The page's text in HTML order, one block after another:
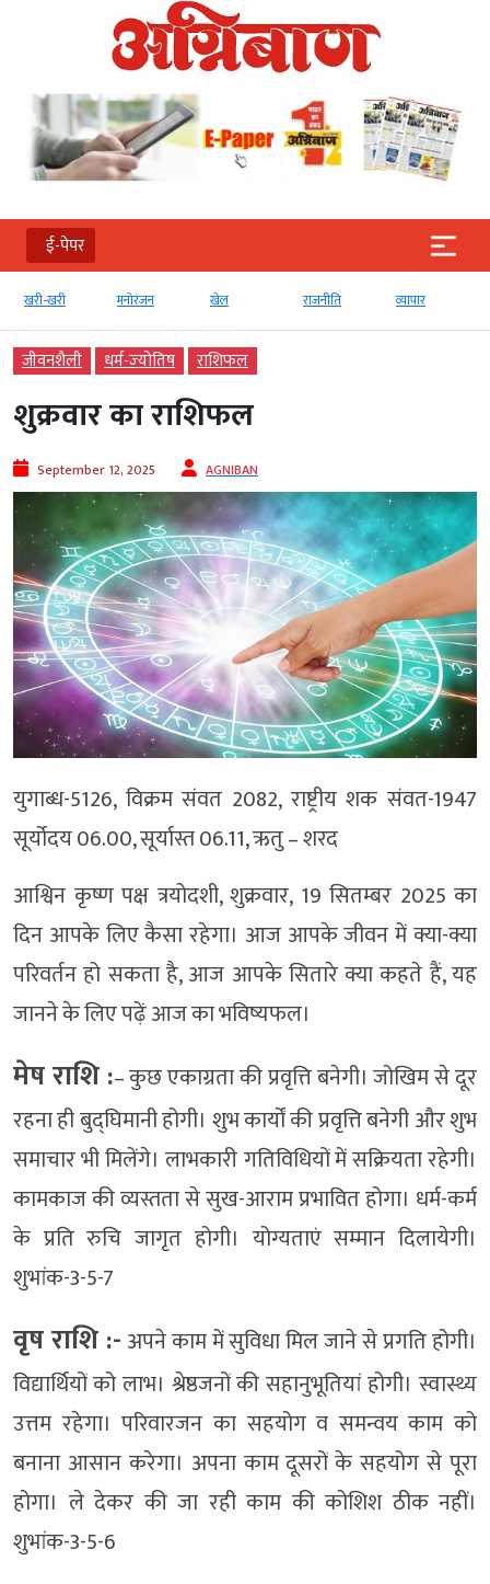
ई-पेपर
खरी-खरी मनोरंजन खेल राजनीति व्‍यापार
जीवनशैली धर्म-ज्‍योतिष राशिफल
शुक्रवार का राशिफल
September 12, 2025 AGNIBAN
युगाब्ध-5126, विक्रम संवत 2082, राष्ट्रीय शक संवत-1947
सूर्योदय 06.00, सूर्यास्त 06.11, ऋतु – शरद
आश्विन कृष्ण पक्ष त्रयोदशी, शुक्रवार, 19 सितम्बर 2025 का
दिन आपके लिए कैसा रहेगा। आज आपके जीवन में क्या-क्या
परिवर्तन हो सकता है, आज आपके सितारे क्या कहते हैं, यह
जानने के लिए पढ़ें आज का भविष्यफल।
मेष राशि :– कुछ एकाग्रता की प्रवृत्ति बनेगी। जोखिम से दूर
रहना ही बुद्घिमानी होगी। शुभ कार्यों की प्रवृत्ति बनेगी और शुभ
समाचार भी मिलेंगे। लाभकारी गतिविधियों में सक्रियता रहेगी।
कामकाज की व्यस्तता से सुख-आराम प्रभावित होगा। धर्म-कर्म
के प्रति रुचि जागृत होगी। योग्यताएं सम्मान दिलायेगी।
शुभांक-3-5-7
वृष राशि :- अपने काम में सुविधा मिल जाने से प्रगति होगी।
विद्यार्थियों को लाभ। श्रेष्ठजनों की सहानुभूतियां होगी। स्वास्थ्य
उत्तम रहेगा। परिवारजन का सहयोग व समन्वय काम को
बनाना आसान करेगा। अपना काम दूसरों के सहयोग से पूरा
होगा। ले देकर की जा रही काम की कोशिश ठीक नहीं।
शुभांक-3-5-6